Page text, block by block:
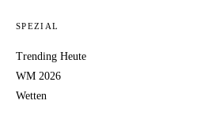
SPEZIAL
Trending Heute
WM 2026
Wetten